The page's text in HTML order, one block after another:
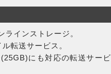
ラインストレージ。
転送サービス。
にも対応の転送サービ